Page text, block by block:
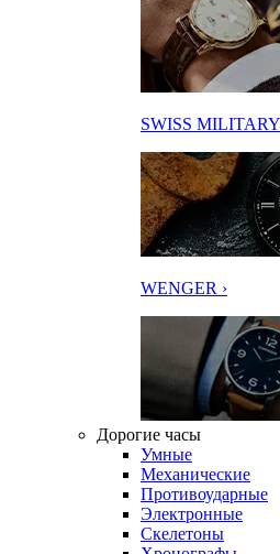
SWISS
WENGER ›
Дорогие часы
Умные
Механические
Противоударные
Электронные
Скелетоны